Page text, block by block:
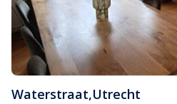
Waterstraat,Utrecht